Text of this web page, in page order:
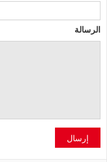
الرسالة
إرسال